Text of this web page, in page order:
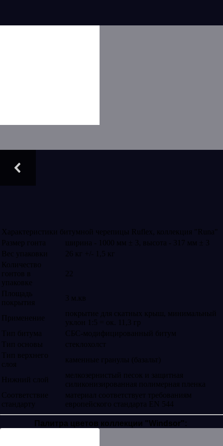
Характеристики битумной черепицы Ruflex, коллекция "Runa"
Размер гонта
ширина - 1000 мм ± 3, высота - 317 мм ± 3
Вес упаковки
26 кг +/- 1,5 кг
Количество
гонтов в
упаковке
22
Площадь
покрытия
3 м.кв
Применение
покрытие для скатных крыш, минимальный
уклон 1:5 = ок. 11,3 гр
Тип битума
СБС-модифицированный битум
Тип основы
стеклохолст
Тип верхнего
слоя
каменные гранулы (базальт)
Нижний слой
мелкозернистый песок и защитная
силиконизированная полимерная пленка
Соответствие
стандарту
материал соответствует требованиям
европейского стандарта EN 544
Палитра цветов коллекции "Windsor":